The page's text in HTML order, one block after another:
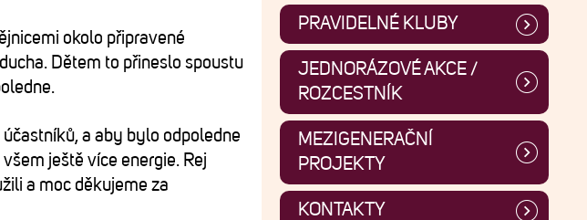
okolo připravené
Dětem to přineslo spoustu
a aby bylo odpoledne
ještě více energie. Rej
a moc děkujeme za
PRAVIDELNÉ KLUBY
JEDNORÁZOVÉ AKCE /
ROZCESTNÍK
MEZIGENERAČNÍ
PROJEKTY
KONTAKTY